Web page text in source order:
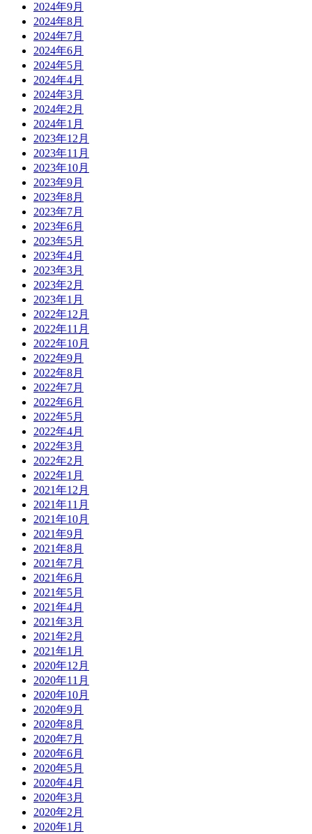
2024年9月
2024年8月
2024年7月
2024年6月
2024年5月
2024年4月
2024年3月
2024年2月
2024年1月
2023年12月
2023年11月
2023年10月
2023年9月
2023年8月
2023年7月
2023年6月
2023年5月
2023年4月
2023年3月
2023年2月
2023年1月
2022年12月
2022年11月
2022年10月
2022年9月
2022年8月
2022年7月
2022年6月
2022年5月
2022年4月
2022年3月
2022年2月
2022年1月
2021年12月
2021年11月
2021年10月
2021年9月
2021年8月
2021年7月
2021年6月
2021年5月
2021年4月
2021年3月
2021年2月
2021年1月
2020年12月
2020年11月
2020年10月
2020年9月
2020年8月
2020年7月
2020年6月
2020年5月
2020年4月
2020年3月
2020年2月
2020年1月